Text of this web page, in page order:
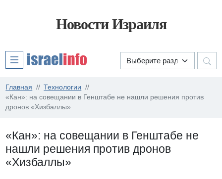
Новости Израиля
Главная
Технологии
«Кан»: на совещании в Генштабе не нашли решения против
дронов «Хизбаллы»
«Кан»: на совещании в Генштабе не
нашли решения против дронов
«Хизбаллы»